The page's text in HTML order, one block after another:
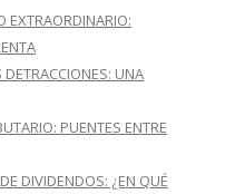
EXTRAORDINARIO:
DETRACCIONES: UNA
PUENTES ENTRE
DIVIDENDOS: ¿EN QUÉ